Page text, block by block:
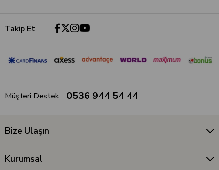
Takip Et
Müşteri Destek 0536 944 54 44
Bize Ulaşın
Kurumsal